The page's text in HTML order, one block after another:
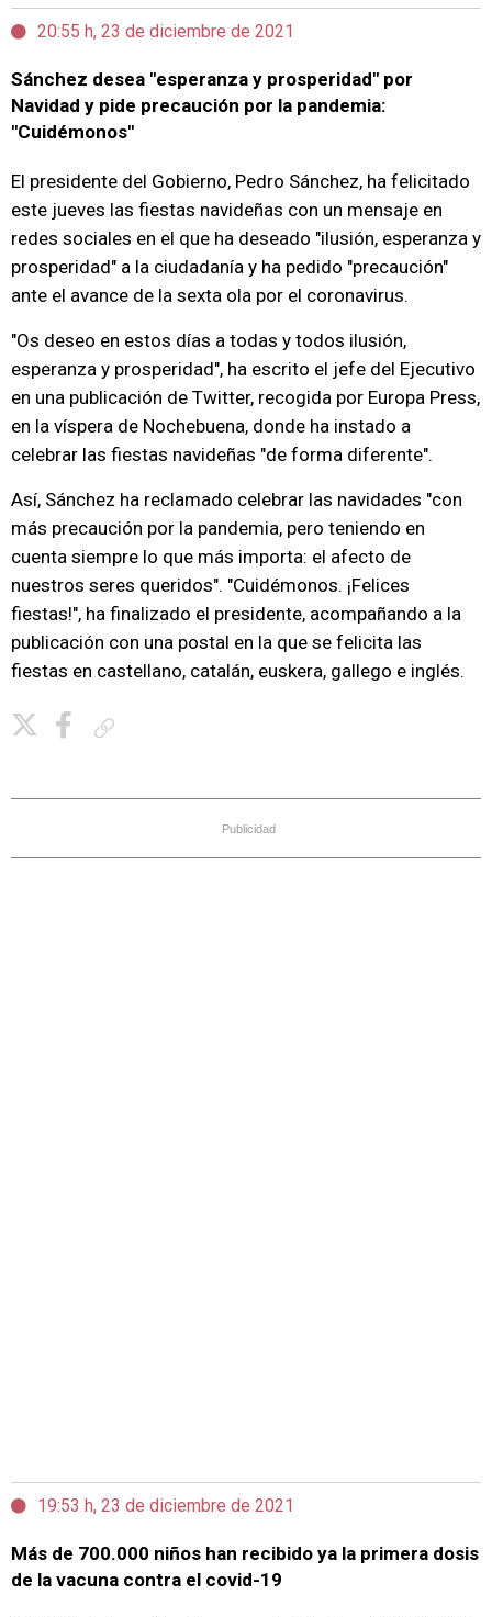
20:55 h, 23 de diciembre de 2021
Sánchez desea "esperanza y prosperidad" por
Navidad y pide precaución por la pandemia:
"Cuidémonos"
El presidente del Gobierno, Pedro Sánchez, ha felicitado
este jueves las fiestas navideñas con un mensaje en
redes sociales en el que ha deseado "ilusión, esperanza y
prosperidad" a la ciudadanía y ha pedido "precaución"
ante el avance de la sexta ola por el coronavirus.
"Os deseo en estos días a todas y todos ilusión,
esperanza y prosperidad", ha escrito el jefe del Ejecutivo
en una publicación de Twitter, recogida por Europa Press,
en la víspera de Nochebuena, donde ha instado a
celebrar las fiestas navideñas "de forma diferente".
Así, Sánchez ha reclamado celebrar las navidades "con
más precaución por la pandemia, pero teniendo en
cuenta siempre lo que más importa: el afecto de
nuestros seres queridos". "Cuidémonos. ¡Felices
fiestas!", ha finalizado el presidente, acompañando a la
publicación con una postal en la que se felicita las
fiestas en castellano, catalán, euskera, gallego e inglés.
Publicidad
19:53 h, 23 de diciembre de 2021
Más de 700.000 niños han recibido ya la primera dosis
de la vacuna contra el covid-19